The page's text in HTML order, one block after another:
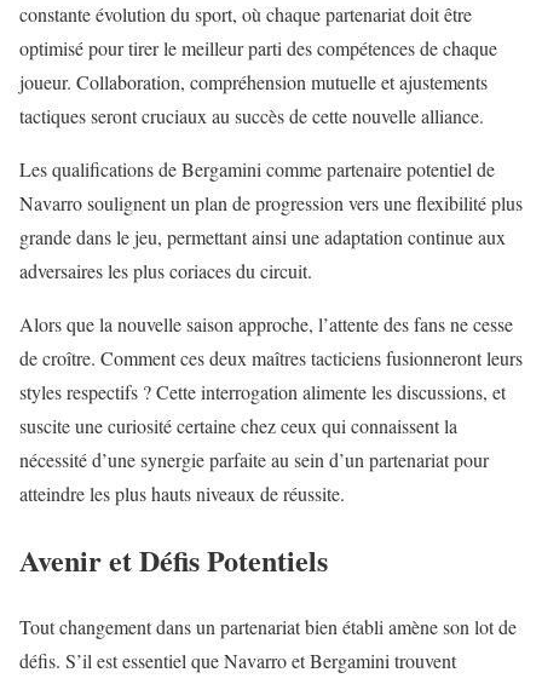
constante évolution du sport, où chaque partenariat doit être
optimisé pour tirer le meilleur parti des compétences de chaque
joueur. Collaboration, compréhension mutuelle et ajustements
tactiques seront cruciaux au succès de cette nouvelle alliance.
Les qualifications de Bergamini comme partenaire potentiel de
Navarro soulignent un plan de progression vers une flexibilité plus
grande dans le jeu, permettant ainsi une adaptation continue aux
adversaires les plus coriaces du circuit.
Alors que la nouvelle saison approche, l’attente des fans ne cesse
de croître. Comment ces deux maîtres tacticiens fusionneront leurs
styles respectifs ? Cette interrogation alimente les discussions, et
suscite une curiosité certaine chez ceux qui connaissent la
nécessité d’une synergie parfaite au sein d’un partenariat pour
atteindre les plus hauts niveaux de réussite.
Avenir et Défis Potentiels
Tout changement dans un partenariat bien établi amène son lot de
défis. S’il est essentiel que Navarro et Bergamini trouvent